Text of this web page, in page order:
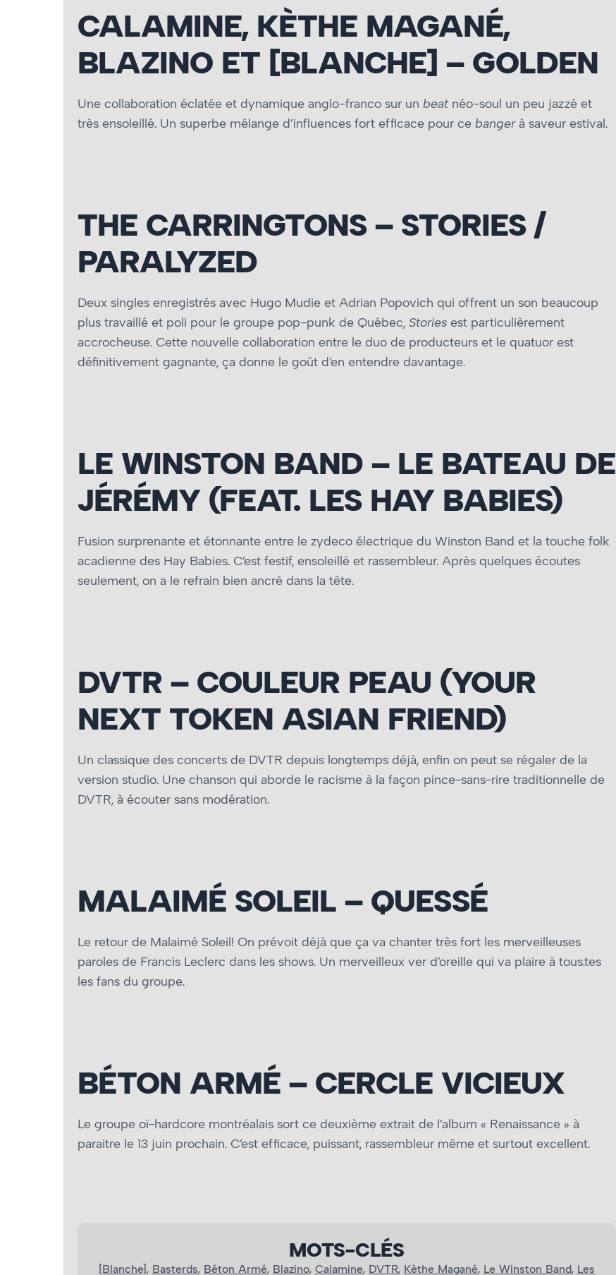
CALAMINE, KÈTHE MAGANÉ,
BLAZINO ET [BLANCHE] – GOLDEN
Une collaboration éclatée et dynamique anglo-franco sur un beat néo-soul un peu jazzé et
très ensoleillé. Un superbe mélange d’influences fort efficace pour ce bangerà saveur estival.
THE CARRINGTONS – STORIES /
PARALYZED
Deux singles enregistrés avec Hugo Mudie et Adrian Popovich qui offrent un son beaucoup
plus travaillé et poli pour le groupe pop-punk de Québec, Stories est particulièrement
accrocheuse. Cette nouvelle collaboration entre le duo de producteurs et le quatuor est
définitivement gagnante, ça donne le goût d’en entendre davantage.
LE WINSTON BAND – LE BATEAU DE
JÉRÉMY (FEAT. LES HAY BABIES)
Fusion surprenante et étonnante entre le zydeco électrique du Winston Band et la touche folk
acadienne des Hay Babies. C’est festif, ensoleillé et rassembleur. Après quelques écoutes
seulement, on a le refrain bien ancré dans la tête.
DVTR – COULEUR PEAU (YOUR
NEXT TOKEN ASIAN FRIEND)
Un classique des concerts de DVTR depuis longtemps déjà, enfin on peut se régaler de la
version studio. Une chanson qui aborde le racisme à la façon pince-sans-rire traditionnelle de
DVTR, à écouter sans modération.
MALAIMÉ SOLEIL – QUESSÉ
Le retour de Malaimé Soleil! On prévoit déjà que ça va chanter très fort les merveilleuses
paroles de Francis Leclerc dans les shows. Un merveilleux ver d’oreille qui va plaire à tous.tes
les fans du groupe.
BÉTON ARMÉ – CERCLE VICIEUX
Le groupe oï-hardcore montréalais sort ce deuxième extrait de l’album « Renaissance » à
paraitre le 13 juin prochain. C’est efficace, puissant, rassembleur même et surtout excellent.
MOTS-CLÉS
[Blanche], Basterds, Béton Armé, Blazino, Calamine, DVTR, Kèthe Magané, Le Winston Band, Les